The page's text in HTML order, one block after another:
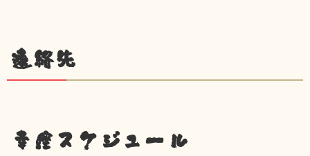
連絡先
幸座スケジュール